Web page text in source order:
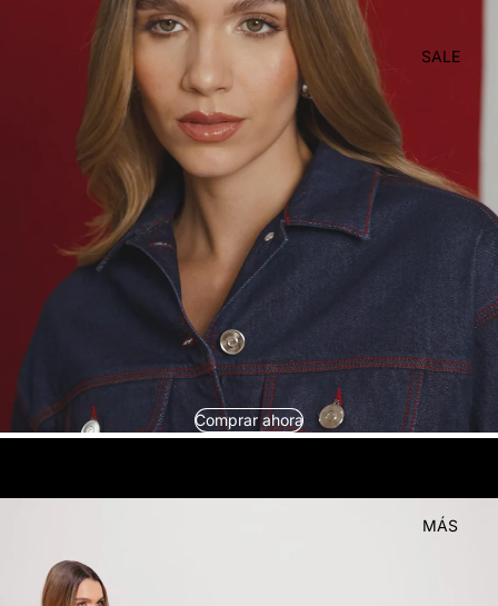
SALE
MÁS
Comprar ahora